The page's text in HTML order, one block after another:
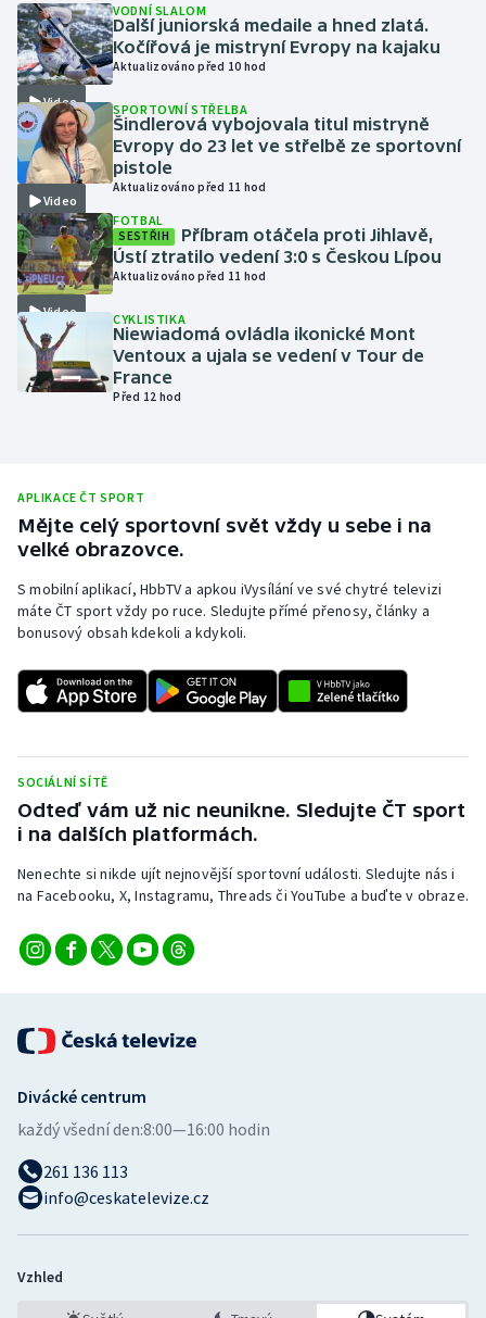
Jezdectví
Judo
Krasobruslení
Lezení
Lyže a snowboard
Moderní pětiboj
Motorsport
Olympijské hry
Plážový volejbal
Ragby
Rychlobruslení
Rychlostní kanoistika
Stolní tenis
Triatlon
Veslování
Volejbal
Ostatní
Video
VODNÍ SLALOM
Další juniorská medaile a hned zlatá.
Kočířová je mistryní Evropy na kajaku
Aktualizováno před 10 hod
Video
SPORTOVNÍ STŘELBA
Šindlerová vybojovala titul mistryně
Evropy do 23 let ve střelbě ze sportovní
pistole
Aktualizováno před 11 hod
Video
FOTBAL
SESTŘIH
Příbram otáčela proti Jihlavě,
Ústí ztratilo vedení 3:0 s Českou Lípou
Aktualizováno před 11 hod
CYKLISTIKA
Niewiadomá ovládla ikonické Mont
Ventoux a ujala se vedení v Tour de
France
Před 12 hod
APLIKACE ČT SPORT
Mějte celý sportovní svět vždy u sebe i na
velké obrazovce.
S mobilní aplikací, HbbTV a apkou iVysílání ve své chytré televizi
máte ČT sport vždy po ruce. Sledujte přímé přenosy, články a
bonusový obsah kdekoli a kdykoli.
SOCIÁLNÍ SÍTĚ
Odteď vám už nic neunikne. Sledujte ČT sport
i na dalších platformách.
Nenechte si nikde ujít nejnovější sportovní události. Sledujte nás i
na Facebooku, X, Instagramu, Threads či YouTube a buďte v obraze.
Divácké centrum
každý všední den:8:00—16:00 hodin
261 136 113
info@ceskatelevize.cz
Vzhled